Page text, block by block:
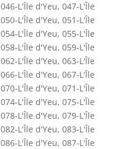
046-L'Île d'Yeu, 047-L'Île
050-L'Île d'Yeu, 051-L'Île
054-L'Île d'Yeu, 055-L'Île
058-L'Île d'Yeu, 059-L'Île
062-L'Île d'Yeu, 063-L'Île
066-L'Île d'Yeu, 067-L'Île
070-L'Île d'Yeu, 071-L'Île
074-L'Île d'Yeu, 075-L'Île
078-L'Île d'Yeu, 079-L'Île
082-L'Île d'Yeu, 083-L'Île
086-L'Île d'Yeu, 087-L'Île